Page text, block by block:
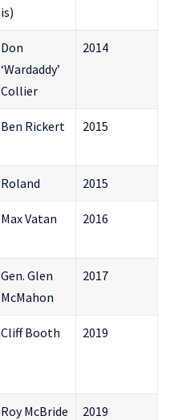
is)
Don
‘Wardaddy’
Collier
2014
Ben Rickert 2015
Roland 2015
Max Vatan 2016
Gen. Glen
McMahon
2017
Cliff Booth 2019
Roy McBride 2019